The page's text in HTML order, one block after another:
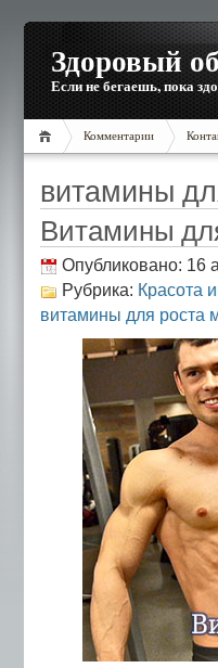
Здоровый
Если не бегаешь, пока
Комментарии
витамины
Витамины
Опубликовано: 16
Рубрика: Красота
витамины для роста